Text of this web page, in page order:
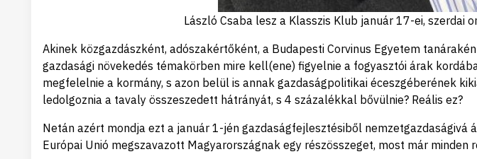
László Csaba lesz a Klasszis Klub január 17-ei, szerdai
Akinek közgazdászként, adószakértőként, a Budapesti Corvinus Egyetem
gazdasági növekedés témakörben mire kell(ene) figyelnie a fogyasztói árak
megfelelnie a kormány, s azon belül is annak gazdaságpolitikai éceszgéberének
ledolgoznia a tavaly összeszedett hátrányát, s 4 százalékkal bővülnie? Reális ez?
Netán azért mondja ezt a január 1-jén gazdaságfejlesztésiből
Európai Unió megszavazott Magyarországnak egy részösszeget, most már minden